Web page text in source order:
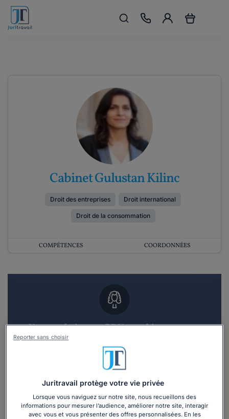
Cabinet Gulustan Kilinc
Droit des entreprises Droit international
Droit de la consommation
COMPÉTENCES COORDONNÉES
Vous souhaitez un RDV en cabinet avec un
Recevoir des devis d'avocats
3 devis en 48h
Juritravail protège votre vie privée
Lorsque vous naviguez sur notre site, nous recueillons des
informations pour mesurer l’audience, améliorer notre site, interagir
avec vous et vous présenter des offres personnalisées. En les
Reporter sans choisir